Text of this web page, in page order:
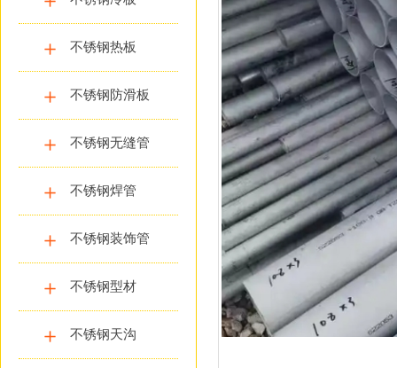
不锈钢热板
不锈钢防滑板
不锈钢无缝管
不锈钢焊管
不锈钢装饰管
不锈钢型材
不锈钢天沟